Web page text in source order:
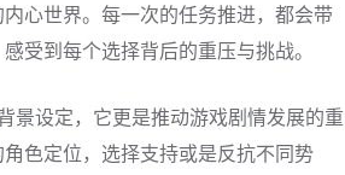
心世界。每一次的任务推进，都会带
受到每个选择背后的重压与挑战。
景设定，它更是推动游戏剧情发展的重
色定位，选择支持或是反抗不同势